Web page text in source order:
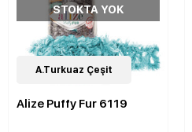
14Çeşit
STOKTA YOK
A.Turkuaz Çeşit
Alize Puffy Fur 6119